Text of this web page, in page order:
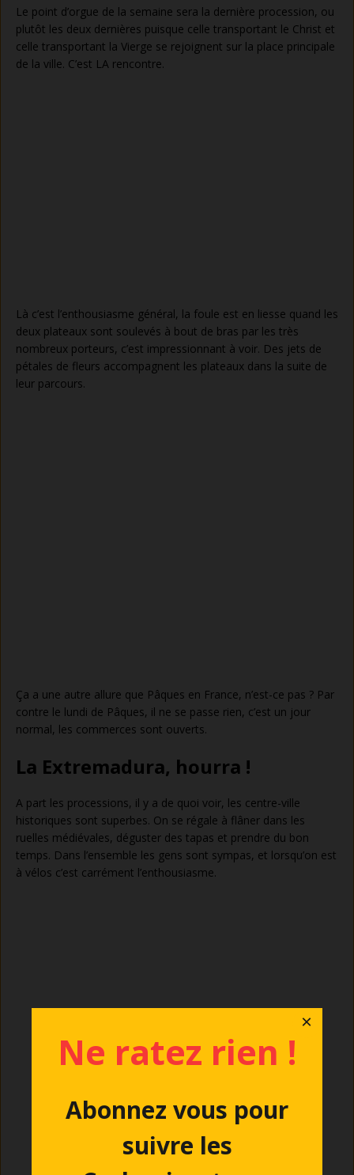
Le point d’orgue de la semaine sera la dernière procession, ou
plutôt les deux dernières puisque celle transportant le Christ et
celle transportant la Vierge se rejoignent sur la place principale
de la ville. C’est LA rencontre.
Là c’est l’enthousiasme général, la foule est en liesse quand les
deux plateaux sont soulevés à bout de bras par les très
nombreux porteurs, c’est impressionnant à voir. Des jets de
pétales de fleurs accompagnent les plateaux dans la suite de
leur parcours.
Ça a une autre allure que Pâques en France, n’est-ce pas ? Par
contre le lundi de Pâques, il ne se passe rien, c’est un jour
normal, les commerces sont ouverts.
La Extremadura, hourra !
A part les processions, il y a de quoi voir, les centre-ville
historiques sont superbes. On se régale à flâner dans les
ruelles médiévales, déguster des tapas et prendre du bon
temps. Dans l’ensemble les gens sont sympas, et lorsqu’on est
à vélos c’est carrément l’enthousiasme.
Ne ratez rien !
Abonnez vous pour
suivre les
×